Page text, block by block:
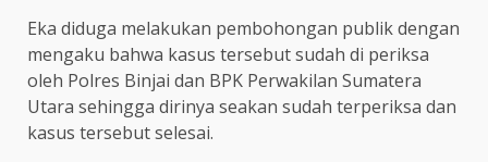
Eka diduga melakukan pembohongan publik dengan
mengaku bahwa kasus tersebut sudah di periksa
oleh Polres Binjai dan BPK Perwakilan Sumatera
Utara sehingga dirinya seakan sudah terperiksa dan
kasus tersebut selesai.